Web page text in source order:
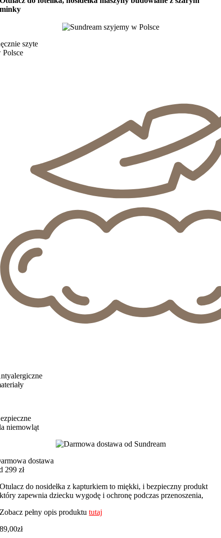
minky
szyte
Polsce
niemowląt
dostawa
299 zł
Otulacz do nosidełka z kapturkiem to miękki, i bezpieczny produkt
który zapewnia dziecku wygodę i ochronę podczas przenoszenia,
Zobacz pełny opis produktututaj
89,00zł